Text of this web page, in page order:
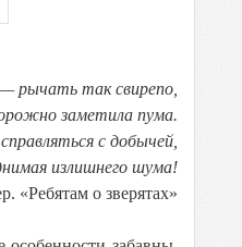
рычать так свирепо,
заметила пума.
с добычей,
излишнего шума!
«Ребятам о зверятах»